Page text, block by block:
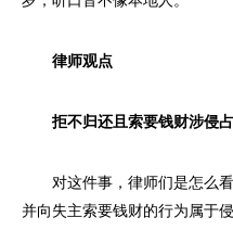
律师观点
拒不归还且索要钱财涉侵
对这件事，律师们是怎么看
并向失主索要钱财的行为属于